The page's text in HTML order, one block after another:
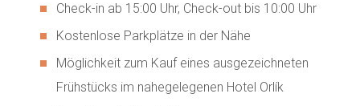
Check-in ab 15:00 Uhr, Check-out bis 10:00 Uhr
Kostenlose Parkplätze in der Nähe
Möglichkeit zum Kauf eines ausgezeichneten
Frühstücks im nahegelegenen Hotel Orlík